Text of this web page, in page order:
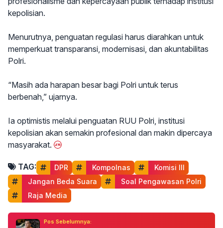
kepolisian.
Menurutnya, penguatan regulasi harus diarahkan untuk
memperkuat transparansi, modernisasi, dan akuntabilitas
Polri.
“Masih ada harapan besar bagi Polri untuk terus
berbenah,” ujarnya.
Ia optimistis melalui penguatan RUU Polri, institusi
kepolisian akan semakin profesional dan makin dipercaya
masyarakat.
TAG: DPR Kompolnas
Komisi III
Jangan Beda Suara
Soal Pengawasan Polri
Raja Media
Pos Sebelumnya: